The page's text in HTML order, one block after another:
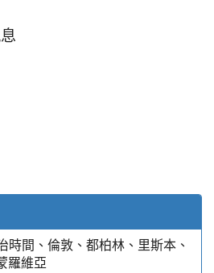
時間、倫敦、都柏林、里斯本、
羅維亞